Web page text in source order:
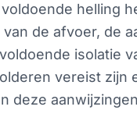
helling
de afvoer, de
isolatie
vereist zijn
deze